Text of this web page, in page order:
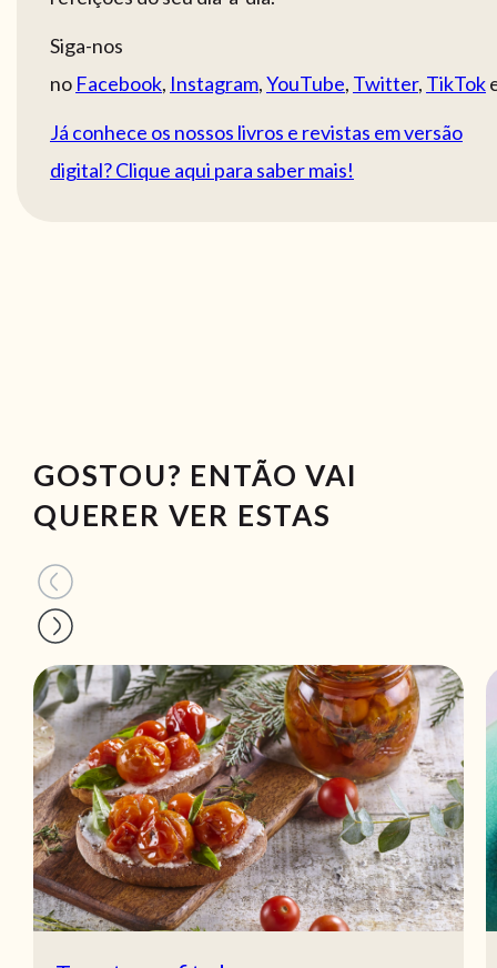
Siga-nos
no Facebook, Instagram,YouTube, Twitter, TikTok
Já conhece os nossos livros e revistas em versão
digital? Clique aqui para saber mais!
GOSTOU? ENTÃO VAI
QUERER VER ESTAS